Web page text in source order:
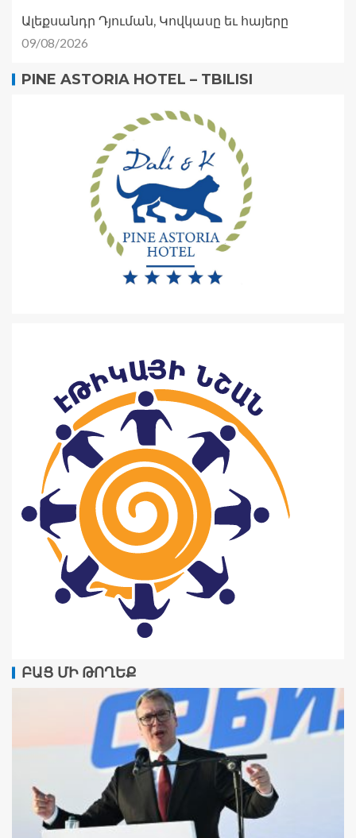
Ալեքսանդր Դյուման, Կովկասը եւ հայերը
09/08/2026
PINE ASTORIA HOTEL – TBILISI
ԲԱՑ ՄԻ ԹՈՂԵՔ